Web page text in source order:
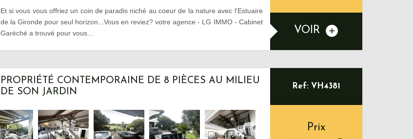
Et si vous vous offriez un coin de paradis niché au coeur de la nature avec l'Estuaire
de la Gironde pour seul horizon...Vous en reviez? votre agence - LG IMMO - Cabinet
Garéché a trouvé pour vous...
VOIR
PROPRIÉTÉ CONTEMPORAINE DE 8 PIÈCES AU MILIEU
DE SON JARDIN
Ref: VH4381
Prix